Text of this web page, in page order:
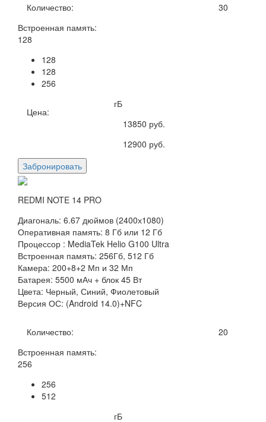
Количество:
30
Встроенная память:
128
128
128
256
гБ
Цена:
13850 руб.
12900 руб.
Забронировать
REDMI NOTE 14 PRO
Диагональ: 6.67 дюймов (2400х1080)
Оперативная память: 8 Гб или 12 Гб
Процессор : MediaTek Helio G100 Ultra
Встроенная память: 256Гб, 512 Гб
Камера: 200+8+2 Мп и 32 Мп
Батарея: 5500 мАч + блок 45 Вт
Цвета: Черный, Синий, Фиолетовый
Версия ОС: (Android 14.0)+NFC
Количество:
20
Встроенная память:
256
256
512
гБ